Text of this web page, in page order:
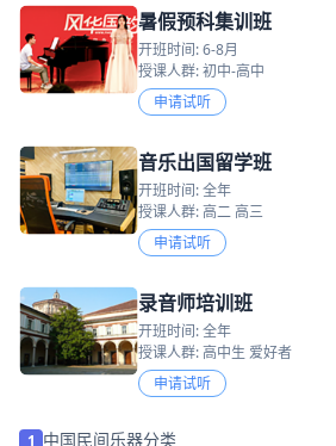
暑假预科集训班
开班时间: 6-8月
授课人群: 初中-高中
申请试听
音乐出国留学班
开班时间: 全年
授课人群: 高二 高三
申请试听
录音师培训班
开班时间: 全年
授课人群: 高中生 爱好者
申请试听
1 中国民间乐器分类